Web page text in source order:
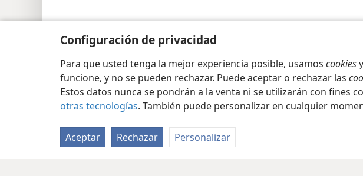
Configuración de privacidad
Para que usted tenga la mejor experiencia posible, usamos cookies
funcione, y no se pueden rechazar. Puede aceptar o rechazar las
Estos datos nunca se pondrán a la venta ni se utilizarán con fines
otras tecnologías. También puede personalizar en cualquier
Aceptar Rechazar Personalizar
© 2026 Watch Tower Bible and Tract Society of Pennsylvania